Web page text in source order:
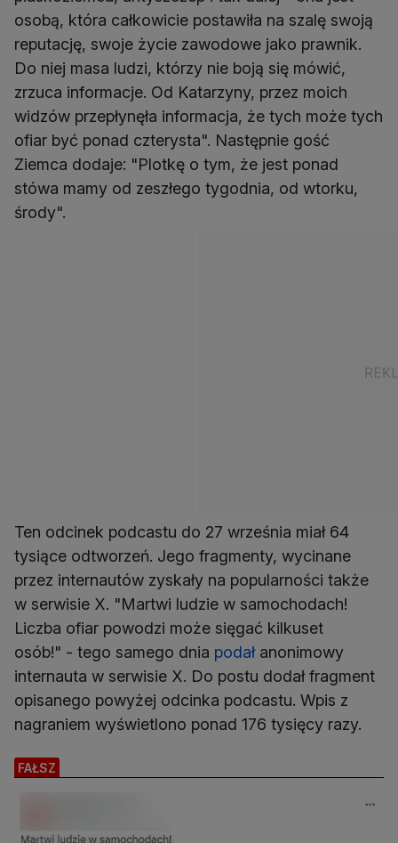
osobą, która całkowicie postawiła na szalę swoją
reputację, swoje życie zawodowe jako prawnik.
Do niej masa ludzi, którzy nie boją się mówić,
zrzuca informacje. Od Katarzyny, przez moich
widzów przepłynęła informacja, że tych może tych
ofiar być ponad czterysta". Następnie gość
Ziemca dodaje: "Plotkę o tym, że jest ponad
stówa mamy od zeszłego tygodnia, od wtorku,
środy".
Ten odcinek podcastu do 27 września miał 64
tysiące odtworzeń. Jego fragmenty, wycinane
przez internautów zyskały na popularności także
w serwisie X. "Martwi ludzie w samochodach!
Liczba ofiar powodzi może sięgać kilkuset
osób!" - tego samego dnia podałanonimowy
internauta w serwisie X. Do postu dodał fragment
opisanego powyżej odcinka podcastu. Wpis z
nagraniem wyświetlono ponad 176 tysięcy razy.
FAŁSZ